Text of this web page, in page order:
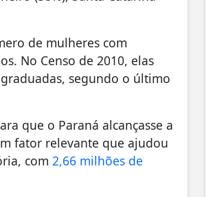
de mulheres com
No Censo de 2010, elas
segundo o último
que o Paraná alcançasse a
fator relevante que ajudou
com 2,66 milhões de